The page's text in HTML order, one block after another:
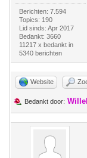
Berichten: 7.594
Topics: 190
Lid sinds: Apr 2017
Bedankt: 3660
11217 x bedankt in
5340 berichten
Website
Bedankt door: